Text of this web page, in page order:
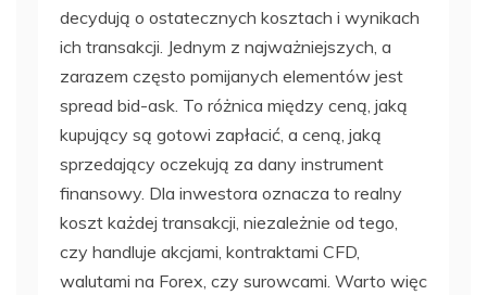
decydują o ostatecznych kosztach i wynikach
ich transakcji. Jednym z najważniejszych, a
zarazem często pomijanych elementów jest
spread bid-ask. To różnica między ceną, jaką
kupujący są gotowi zapłacić, a ceną, jaką
sprzedający oczekują za dany instrument
finansowy. Dla inwestora oznacza to realny
koszt każdej transakcji, niezależnie od tego,
czy handluje akcjami, kontraktami CFD,
walutami na Forex, czy surowcami. Warto więc